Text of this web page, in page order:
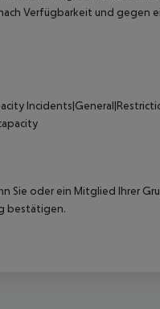
Verfügbarkeit und gegen
Sie oder ein Mitglied Ihrer
bestätigen.